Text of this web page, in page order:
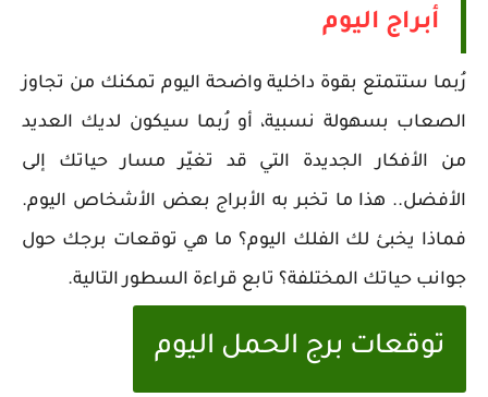
أبراج اليوم
رُبما ستتمتع بقوة داخلية واضحة اليوم تمكنك من تجاوز
الصعاب بسهولة نسبية، أو رُبما سيكون لديك العديد
من الأفكار الجديدة التي قد تغيّر مسار حياتك إلى
الأفضل.. هذا ما تخبر به الأبراج بعض الأشخاص اليوم.
فماذا يخبئ لك الفلك اليوم؟ ما هي توقعات برجك حول
جوانب حياتك المختلفة؟ تابع قراءة السطور التالية.
توقعات برج الحمل اليوم